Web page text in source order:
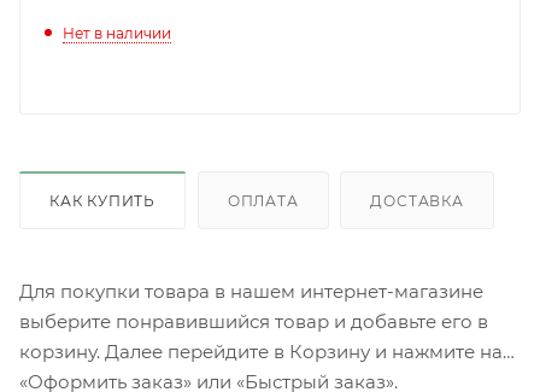
Нет в наличии
КАК КУПИТЬ ОПЛАТА ДОСТАВКА
Для покупки товара в нашем интернет-магазине
выберите понравившийся товар и добавьте его в
корзину. Далее перейдите в Корзину и нажмите на
«Оформить заказ» или «Быстрый заказ».